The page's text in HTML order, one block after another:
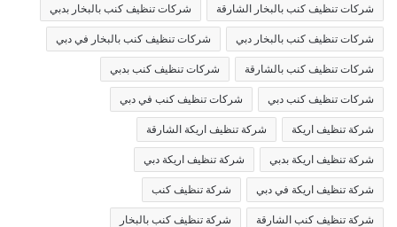
شركات تنظيف كنب بالبخار الشارقة شركات تنظيف كنب بالبخار بدبي
شركات تنظيف كنب بالبخار دبي شركات تنظيف كنب بالبخار في دبي
شركات تنظيف كنب بالشارقة شركات تنظيف كنب بدبي
شركات تنظيف كنب دبي شركات تنظيف كنب في دبي
شركة تنظيف اريكة شركة تنظيف اريكة الشارقة
شركة تنظيف اريكة بدبي شركة تنظيف اريكة دبي
شركة تنظيف اريكة في دبي شركة تنظيف كنب
شركة تنظيف كنب الشارقة شركة تنظيف كنب بالبخار